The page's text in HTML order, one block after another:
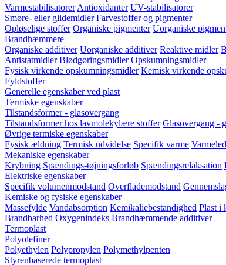
Varmestabilisatorer Antioxidanter UV-stabilisatorer
Smøre- eller glidemidler Farvestoffer og pigmenter
Opløselige stoffer Organiske pigmenter Uorganiske
Brandhæmmere
Organiske additiver Uorganiske additiver Reaktive midler
Antistatmidler Blødgøringsmidler Opskumningsmidler
Fysisk virkende opskumningsmidler Kemisk virkende
Fyldstoffer
Generelle egenskaber ved plast
Termiske egenskaber
Tilstandsformer - glasovergang
Tilstandsformer hos lavmolekylære stoffer Glasovergang -
Øvrige termiske egenskaber
Fysisk ældning Termisk udvidelse Specifik varme
Mekaniske egenskaber
Krybning Spændings-tøjningsforløb Spændingsrelaksation
Elektriske egenskaber
Specifik volumenmodstand Overflademodstand
Kemiske og fysiske egenskaber
Massefylde Vandabsorption Kemikaliebestandighed Plast i
Brandbarhed Oxygenindeks Brandhæmmende additiver
Termoplast
Polyolefiner
Polyethylen Polypropylen Polymethylpenten
Styrenbaserede termoplast